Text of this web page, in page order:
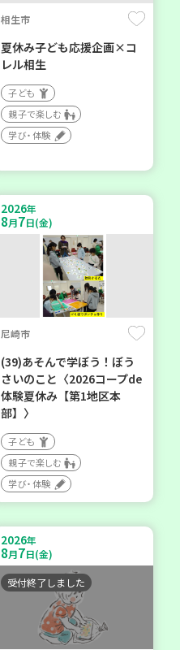
相生市
夏休み子ども応援企画×コ
レル相生
子ども
親子で楽しむ
学び・体験
2026年
8月7日(金)
尼崎市
(39)あそんで学ぼう！ぼう
さいのこと〈2026コープde
体験夏休み【第1地区本
部】〉
子ども
親子で楽しむ
学び・体験
2026年
8月7日(金)
受付終了しました